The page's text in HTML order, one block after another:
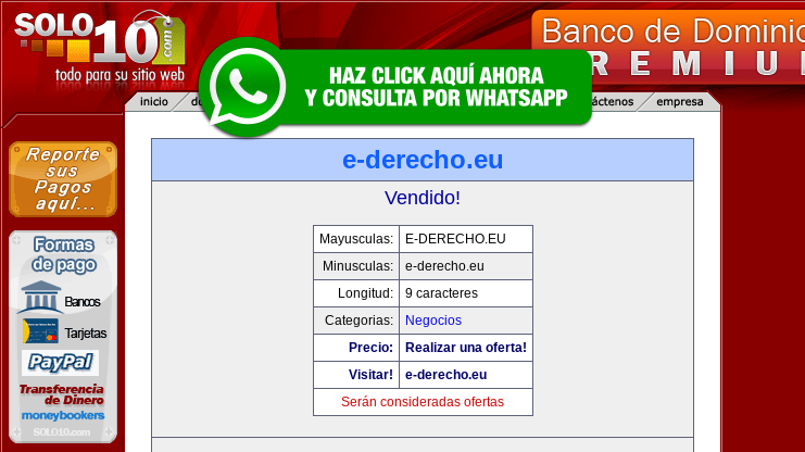
e-derecho.eu
Vendido!
Mayusculas:
E-DERECHO.EU
Minusculas:
e-derecho.eu
Longitud:
9 caracteres
Categorias:
Negocios
Precio:
Realizar una oferta!
Visitar!
e-derecho.eu
Serán consideradas ofertas